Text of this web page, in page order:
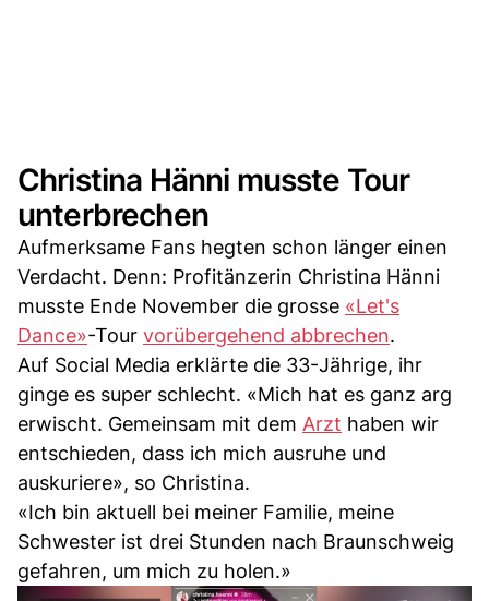
Christina Hänni musste Tour
unterbrechen
Aufmerksame Fans hegten schon länger einen
Verdacht. Denn: Profitänzerin Christina Hänni
musste Ende November die grosse «Let's
Dance»-Tour vorübergehend abbrechen.
Auf Social Media erklärte die 33-Jährige, ihr
ginge es super schlecht. «Mich hat es ganz arg
erwischt. Gemeinsam mit dem Arzt haben wir
entschieden, dass ich mich ausruhe und
auskuriere», so Christina.
«Ich bin aktuell bei meiner Familie, meine
Schwester ist drei Stunden nach Braunschweig
gefahren, um mich zu holen.»